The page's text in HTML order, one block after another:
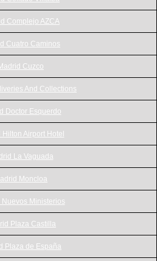
Complejo AZCA
Cuatro Caminos
Cuzco
And Collections
Doctor Esquerdo
Hilton Airport Hotel
La Vaguada
Moncloa
Nuevos Ministerios
Plaza Castilla
Plaza de España